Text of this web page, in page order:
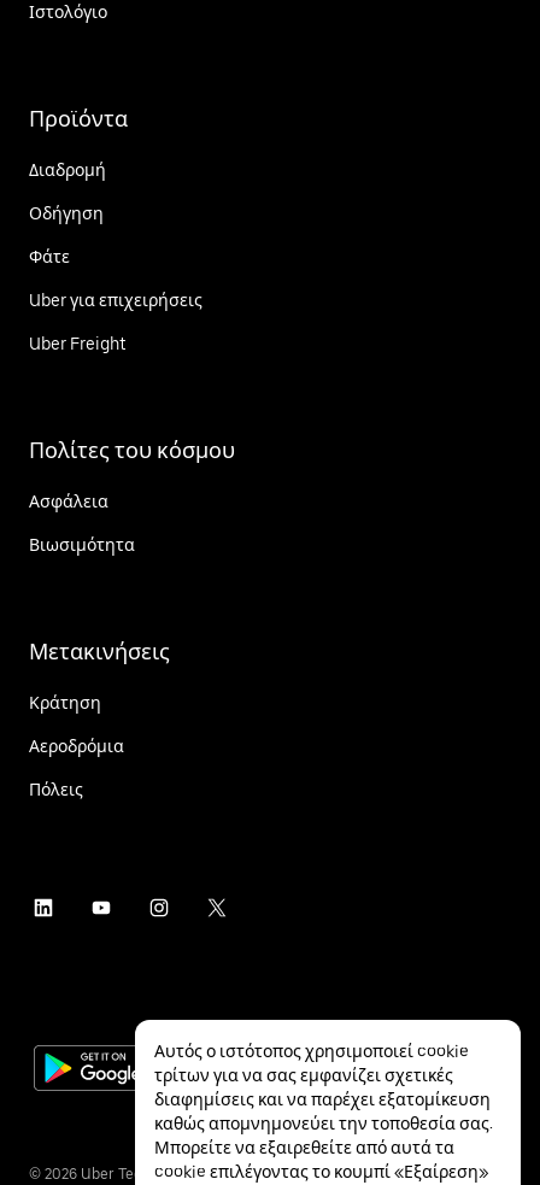
Ιστολόγιο
Προϊόντα
Διαδρομή
Οδήγηση
Φάτε
Uber για επιχειρήσεις
Uber Freight
Πολίτες του κόσμου
Ασφάλεια
Βιωσιμότητα
Μετακινήσεις
Κράτηση
Αεροδρόμια
Πόλεις
© 2026 Uber Technologies Inc.
Αυτός ο ιστότοπος χρησιμοποιεί cookie
τρίτων για να σας εμφανίζει σχετικές
διαφημίσεις και να παρέχει εξατομίκευση
καθώς απομνημονεύει την τοποθεσία σας.
Μπορείτε να εξαιρεθείτε από αυτά τα
cookie επιλέγοντας το κουμπί «Εξαίρεση»